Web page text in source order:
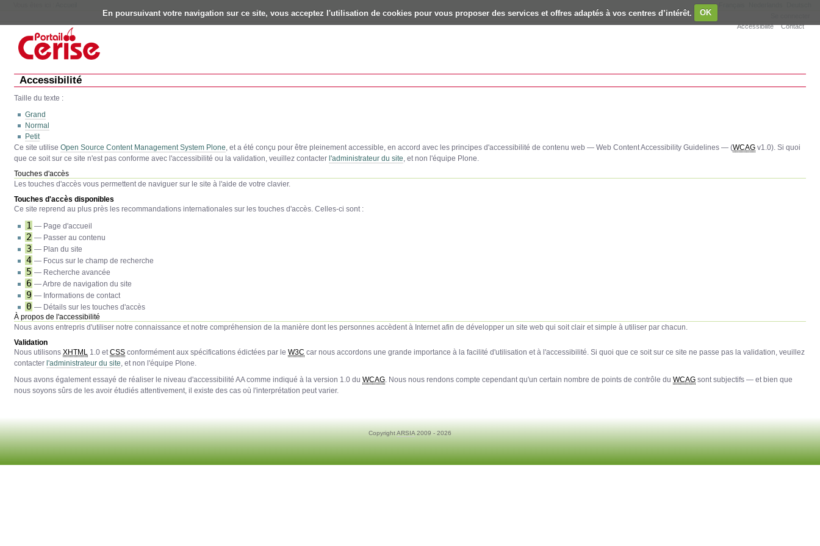
En poursuivant votre navigation sur ce site, vous acceptez l'utilisation de cookies pour vous proposer des services et offres adaptés à vos centres d’intérêt. OK
Aller
contenu.
navigation
Accessibilité Contact
Accessibilité
Taille du texte :
Grand
Normal
Petit
Ce site utiliseOpen Source Content Management System Plone, et a été conçu pour être pleinement accessible, en accord avec les principes d'accessibilité de contenu web — Web Content Accessibility Guidelines — (WCAG v1.0). Si quoi
que ce soit sur ce site n'est pas conforme avec l'accessibilité ou la validation, veuillez contacterl'administrateur du site, et non l'équipe Plone.
Touches d'accès
Les touches d'accès vous permettent de naviguer sur le site à l'aide de votre clavier.
Touches d'accès disponibles
Ce site reprend au plus près les recommandations internationales sur les touches d'accès. Celles-ci sont :
1 — Page d'accueil
2 — Passer au contenu
3 — Plan du site
4 — Focus sur le champ de recherche
5 — Recherche avancée
6 — Arbre de navigation du site
9 — Informations de contact
0 — Détails sur les touches d'accès
À propos de l'accessibilité
Nous avons entrepris d'utiliser notre connaissance et notre compréhension de la manière dont les personnes accèdent à Internet afin de développer un site web qui soit clair et simple à utiliser par chacun.
Validation
Nous utilisonsXHTML 1.0 etCSS conformément aux spécifications édictées par leW3C car nous accordons une grande importance à la facilité d'utilisation et à l'accessibilité. Si quoi que ce soit sur ce site ne passe pas la validation, veuillez
contacter l'administrateur du site, et non l'équipe Plone.
Nous avons également essayé de réaliser le niveau d'accessibilité AA comme indiqué à la version 1.0 duWCAG. Nous nous rendons compte cependant qu'un certain nombre de points de contrôle duWCAG sont subjectifs — et bien que
nous soyons sûrs de les avoir étudiés attentivement, il existe des cas où l'interprétation peut varier.
CopyrightARSIA2009 - 2026